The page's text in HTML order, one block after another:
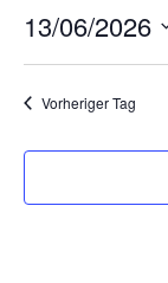
Juni
2026
13/06/2026
Vorheriger Tag